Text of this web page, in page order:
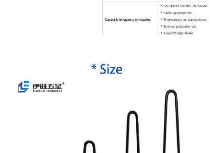
Caractéristiques principales
* Soudures solides de haute
* Taille appropriée
* Protecteurs en caoutchouc
* Scènes polyvalentes
* Assemblage facile
Numéro de modèle
Heure de livraison
T/T, Western Union, Paypal, carte
DHL/UPS/Fedex/TNT et ainsi de